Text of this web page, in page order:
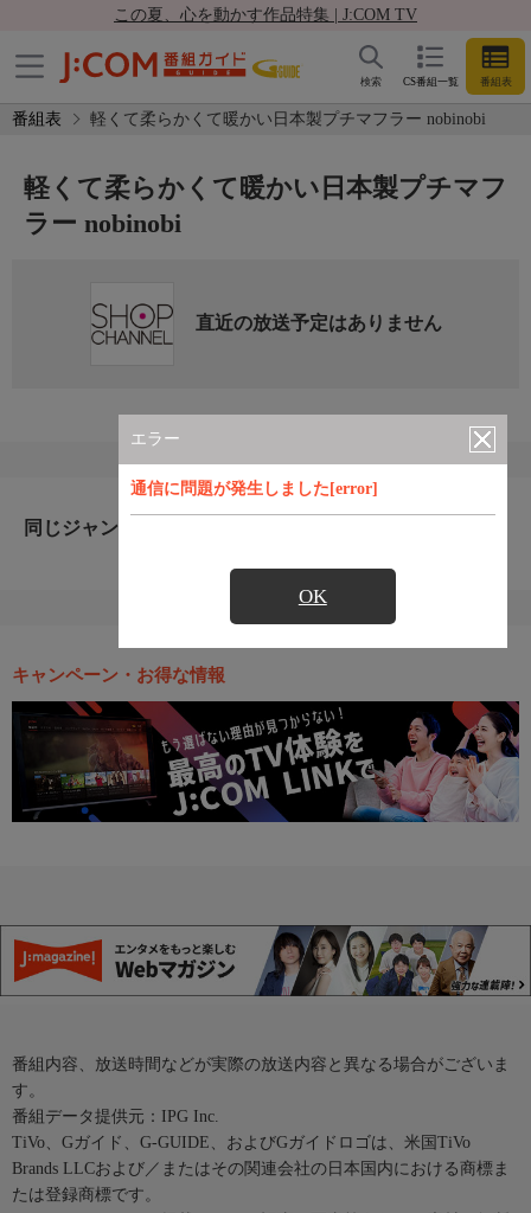
この夏、心を動かす作品特集 | J:COM TV
CS番組一覧 番組表
検索
番組表 軽くて柔らかくて暖かい日本製プチマフラー nobinobi
エラー
通信に問題が発生しました[error]
OK
軽くて柔らかくて暖かい日本製プチマフ
ラー nobinobi
直近の放送予定はありません
同じジャンルのおすすめ番組
キャンペーン・お得な情報
番組内容、放送時間などが実際の放送内容と異なる場合がございま
す。
番組データ提供元：IPG Inc.
TiVo、Gガイド、G-GUIDE、およびGガイドロゴは、米国TiVo
Brands LLCおよび／またはその関連会社の日本国内における商標ま
たは登録商標です。